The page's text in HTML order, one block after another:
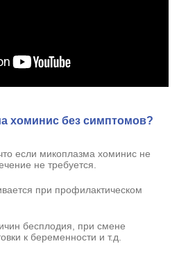
хоминис без симптомов?
если микоплазма хоминис не
не требуется.
при профилактическом
бесплодия, при смене
к беременности и т.д.